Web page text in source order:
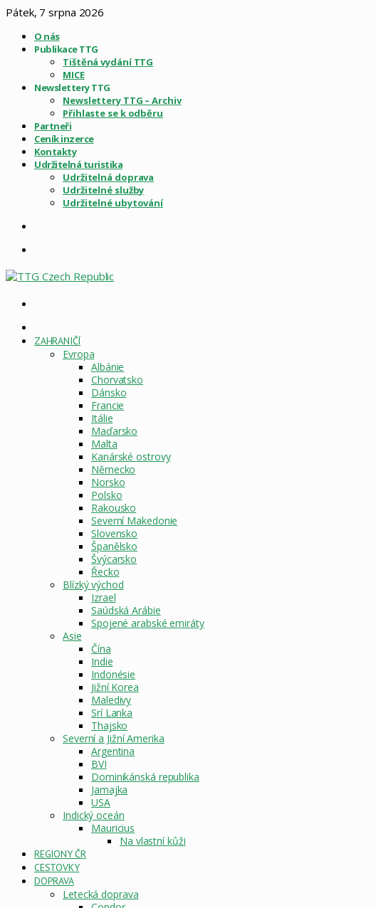
Pátek, 7 srpna 2026
O nás
Publikace TTG
Tištěná vydání TTG
MICE
Newslettery TTG
Newslettery TTG – Archiv
Přihlaste se k odběru
Partneři
Ceník inzerce
Kontakty
Udržitelná turistika
Udržitelná doprava
Udržitelné služby
Udržitelné ubytování
STRÁNKA
ZAHRANIČÍ
Evropa
Albánie
Chorvatsko
Dánsko
Francie
Itálie
Maďarsko
Malta
Kanárské ostrovy
Německo
Norsko
Polsko
Rakousko
Severní Makedonie
Slovensko
Španělsko
Švýcarsko
Řecko
Blízký východ
Izrael
Saúdská Arábie
Spojené arabské emiráty
Asie
Čína
Indie
Indonésie
Jižní Korea
Maledivy
Srí Lanka
Thajsko
Severní a Jižní Amerika
Argentina
BVI
Dominikánská republika
Jamajka
USA
Indický oceán
Mauricius
Na vlastní kůži
REGIONY ČR
CESTOVKY
DOPRAVA
Letecká doprava